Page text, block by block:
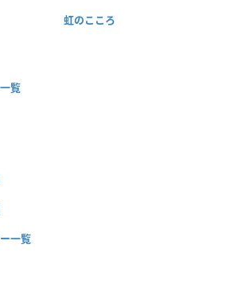
虹のこころ
覧
一覧